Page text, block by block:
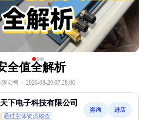
全值全解析
公司 · 2026-03-20 07:28:06
下电子科技有限公司
通过主体资质核查
咨询 进店